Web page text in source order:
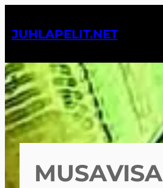
sisältöön
JUHLAPELIT.NET
MUSAVISA